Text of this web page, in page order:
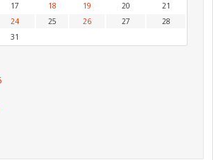
17 18 19 20
21
24 25 26 27
28
31